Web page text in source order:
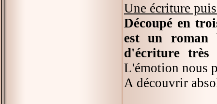
Une écriture
Découpé en
est un roman
d'écriture
L'émotion nous
A découvrir